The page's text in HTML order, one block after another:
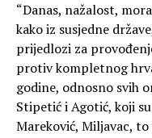
“Danas, nažalost,
kako iz susjedne
prijedlozi za
protiv kompletnog
godine, odnosno svih
Stipetić i Agotić, koji
Mareković, Miljavac,